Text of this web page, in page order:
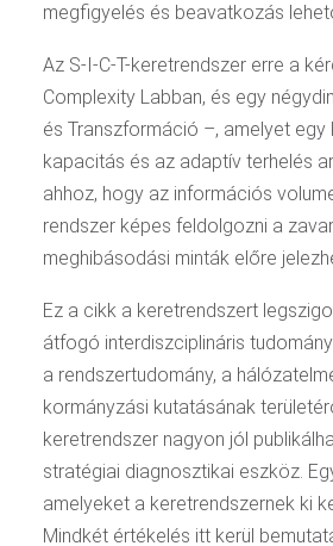
megfigyelés és beavatkozás
Az S-I-C-T-keretrendszer erre a
Complexity Labban, és egy
és Transzformáció –, amelyet
kapacitás és az adaptív terhelés
ahhoz, hogy az információs
rendszer képes feldolgozni a
meghibásodási minták előre
Ez a cikk a keretrendszert
átfogó interdiszciplináris
a rendszertudomány, a
kormányzási kutatásának
keretrendszer nagyon jól
stratégiai diagnosztikai eszköz.
amelyeket a keretrendszernek ki
Mindkét értékelés itt kerül